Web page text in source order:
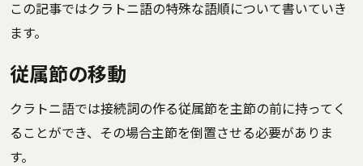
この記事ではクラトニ語の特殊な語順について書いていき
ます。
従属節の移動
クラトニ語では接続詞の作る従属節を主節の前に持ってく
ることができ、その場合主節を倒置させる必要がありま
す。